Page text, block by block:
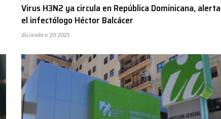
Virus H3N2 ya circula en República Dominicana, alerta
el infectólogo Héctor Balcácer
diciembre 20, 2025